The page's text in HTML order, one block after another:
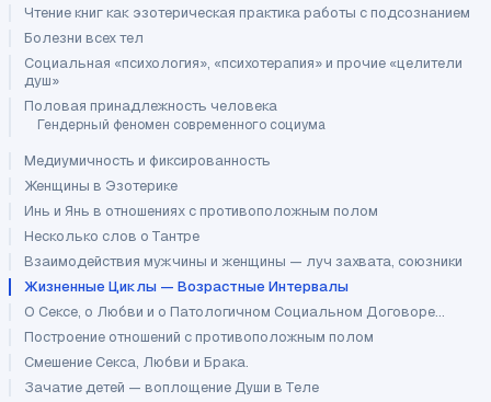
Чтение книг как эзотерическая практика работы с подсознанием
Болезни всех тел
Социальная «психология», «психотерапия» и прочие «целители
душ»
Половая принадлежность человека
Гендерный феномен современного социума
Медиумичность и фиксированность
Женщины в Эзотерике
Инь и Янь в отношениях с противоположным полом
Несколько слов о Тантре
Взаимодействия мужчины и женщины — луч захвата, союзники
Жизненные Циклы — Возрастные Интервалы
О Сексе, о Любви и о Патологичном Социальном Договоре...
Построение отношений с противоположным полом
Смешение Секса, Любви и Брака.
Зачатие детей — воплощение Души в Теле